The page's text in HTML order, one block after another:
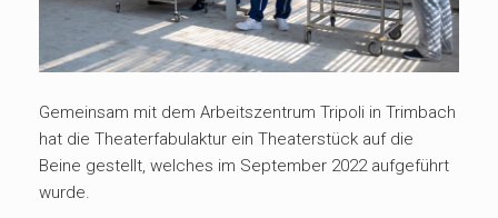
Gemeinsam mit dem Arbeitszentrum Tripoli in Trimbach
hat die Theaterfabulaktur ein Theaterstück auf die
Beine gestellt, welches im September 2022 aufgeführt
wurde.